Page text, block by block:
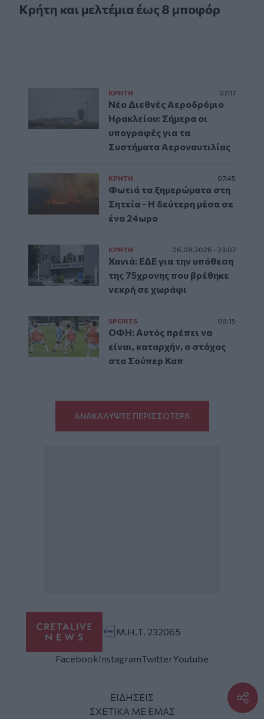
Κρήτη και μελτέμια έως 8 μποφόρ
ΚΡΗΤΗ 07:17
Νέο Διεθνές Αεροδρόμιο
Ηρακλείου: Σήμερα οι
υπογραφές για τα
Συστήματα Αεροναυτιλίας
ΚΡΗΤΗ 07:45
Φωτιά τα ξημερώματα στη
Σητεία - Η δεύτερη μέσα σε
ένα 24ωρο
ΚΡΗΤΗ 06.08.2026 - 23:07
Χανιά: ΕΔΕ για την υπόθεση
της 75χρονης που βρέθηκε
νεκρή σε χωράφι
SPORTS 08:15
ΟΦΗ: Αυτός πρέπει να
είναι, καταρχήν, ο στόχος
στο Σούπερ Καπ
ΑΝΑΚΑΛΥΨΤΕ ΠΕΡΙΣΣΟΤΕΡΑ
Μ.Η.Τ. 232065
FacebookInstagramTwitterYoutube
ΕΙΔΗΣΕΙΣ
ΣΧΕΤΙΚΑ ΜΕ ΕΜΑΣ